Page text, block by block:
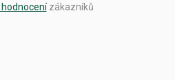
zákazníků